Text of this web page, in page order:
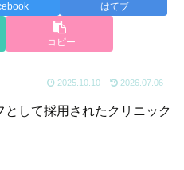
はてブ
コピー
2025.10.10 2026.07.06
して採用されたクリニック